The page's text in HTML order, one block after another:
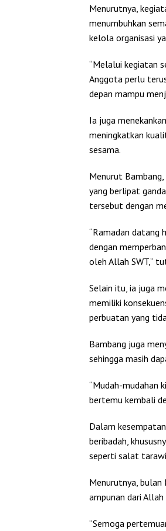
Menurutnya,
menumbuhkan
kelola organisasi
“Melalui kegiatan
Anggota perlu
depan mampu
Ia juga
meningkatkan
sesama.
Menurut
yang berlipat
tersebut dengan
“Ramadan datang
dengan
oleh Allah SWT,”
Selain itu, ia juga
memiliki
perbuatan yang
Bambang juga
sehingga masih
“Mudah-mudahan
bertemu kembali
Dalam
beribadah,
seperti salat
Menurutnya, bulan
ampunan dari
“Semoga